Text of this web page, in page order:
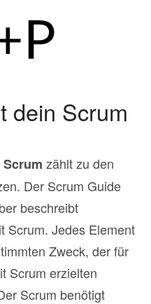
dein Scrum
Scrum zählt zu den
Der Scrum Guide
beschreibt
Scrum. Jedes Element
Zweck, der für
Scrum erzielten
Scrum benötigt